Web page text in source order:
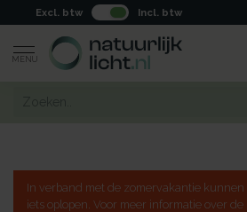
Excl. btw Incl. btw
MENU
In verband met de zomervakantie
iets oplopen. Voor meer informatie over